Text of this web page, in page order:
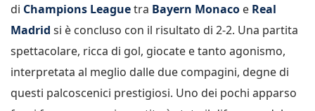
di Champions Leaguetra Bayern Monaco e Real
Madrid si è concluso con il risultato di 2-2. Una partita
spettacolare, ricca di gol, giocate e tanto agonismo,
interpretata al meglio dalle due compagini, degne di
questi palcoscenici prestigiosi. Uno dei pochi apparso